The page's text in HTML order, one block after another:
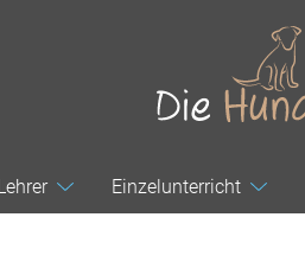
Einzelunterricht